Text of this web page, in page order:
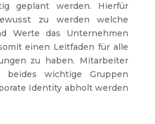
geplant werden. Hierfür
zu werden welche
Werte das Unternehmen
einen Leitfaden für alle
zu haben. Mitarbeiter
wichtige Gruppen
Identity abholt werden